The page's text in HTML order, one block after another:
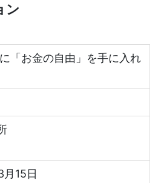
ン
「お金の自由」を手に入れ
15日